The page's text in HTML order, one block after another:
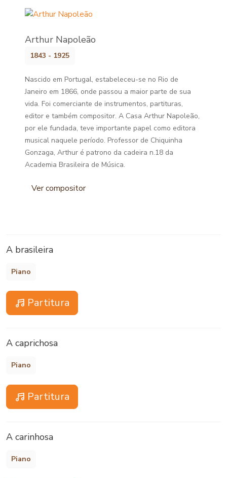
Arthur Napoleão
1843 - 1925
Nascido em Portugal, estabeleceu-se no Rio de
Janeiro em 1866, onde passou a maior parte de sua
vida. Foi comerciante de instrumentos, partituras,
editor e também compositor. A Casa Arthur Napoleão,
por ele fundada, teve importante papel como editora
musical naquele período. Professor de Chiquinha
Gonzaga, Arthur é patrono da cadeira n.18 da
Academia Brasileira de Música.
Ver compositor
A brasileira
Piano
Partitura
A caprichosa
Piano
Partitura
A carinhosa
Piano